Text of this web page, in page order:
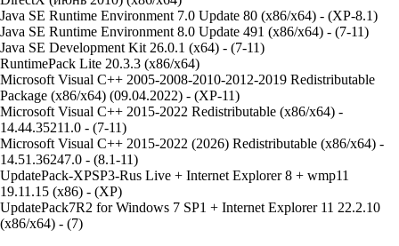
Java SE Runtime Environment 7.0 Update 80 (x86/x64) - (XP-8.1)
Java SE Runtime Environment 8.0 Update 491 (x86/x64) - (7-11)
Java SE Development Kit 26.0.1 (x64) - (7-11)
RuntimePack Lite 20.3.3 (x86/x64)
Microsoft Visual C++ 2005-2008-2010-2012-2019 Redistributable
Package (x86/x64) (09.04.2022) - (XP-11)
Microsoft Visual C++ 2015-2022 Redistributable (x86/x64) -
14.44.35211.0 - (7-11)
Microsoft Visual C++ 2015-2022 (2026) Redistributable (x86/x64) -
14.51.36247.0 - (8.1-11)
UpdatePack-XPSP3-Rus Live + Internet Explorer 8 + wmp11
19.11.15 (x86) - (XP)
UpdatePack7R2 for Windows 7 SP1 + Internet Explorer 11 22.2.10
(x86/x64) - (7)